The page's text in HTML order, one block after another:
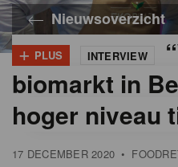
Nieuwsoverzicht
+ PLUS INTERVIEW
biomarkt in
hoger niveau
17 DECEMBER 2020 •